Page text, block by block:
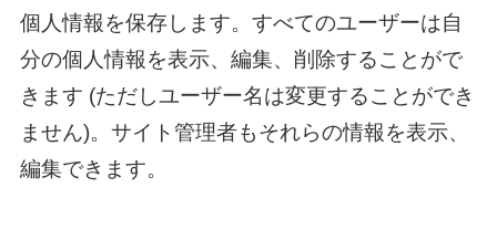
個人情報を保存します。すべてのユーザーは自
分の個人情報を表示、編集、削除することがで
きます (ただしユーザー名は変更することができ
ません)。サイト管理者もそれらの情報を表示、
編集できます。